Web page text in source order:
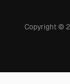
Copyright ©